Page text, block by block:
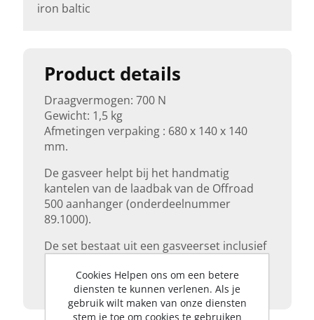
Product details
Draagvermogen: 700 N
Gewicht: 1,5 kg
Afmetingen verpaking : 680 x 140 x 140
mm.
De gasveer helpt bij het handmatig
kantelen van de laadbak van de Offroad
500 aanhanger (onderdeelnummer
89.1000).
De set bestaat uit een gasveerset inclusief
installatiehandleiding.
iron baltic
Cookies Helpen ons om een betere
diensten te kunnen verlenen. Als je
gebruik wilt maken van onze diensten
stem je toe om cookies te gebruiken